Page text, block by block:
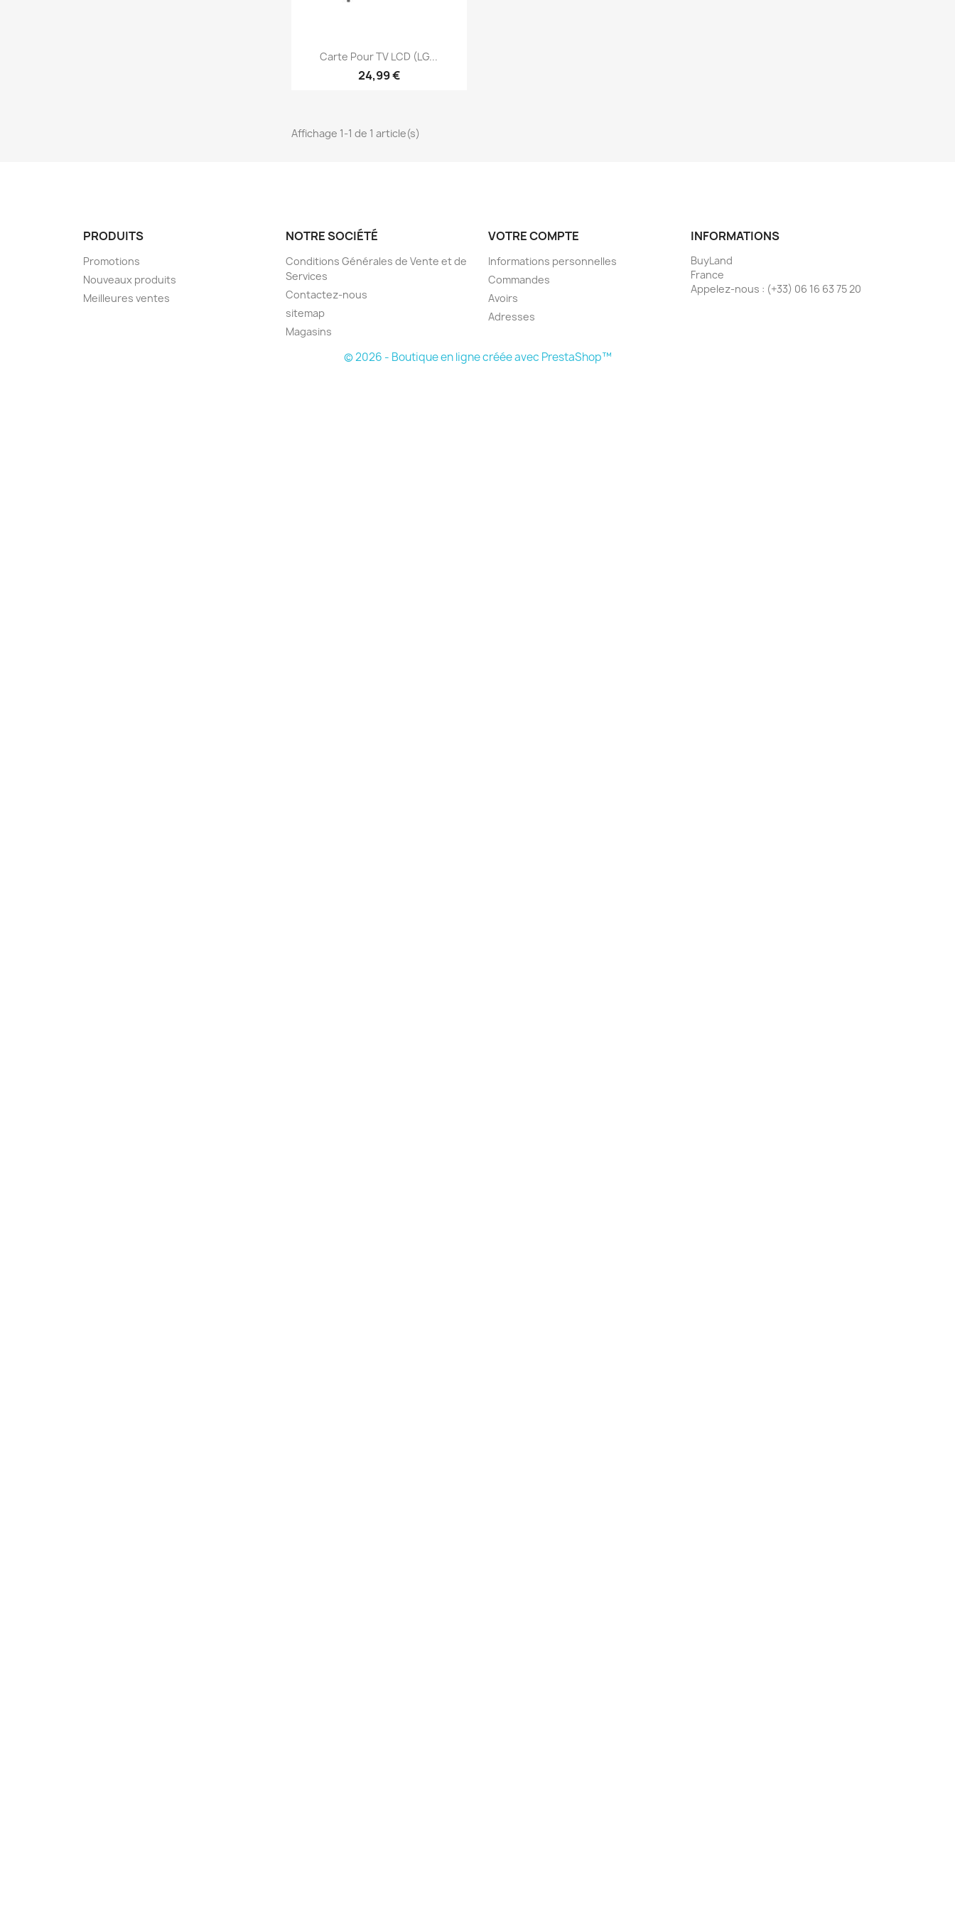
Aperçu rapide
Carte Pour TV LCD (LG...
24,99 €
Affichage 1-1 de 1 article(s)
PRODUITS
Promotions
Nouveaux produits
Meilleures ventes
NOTRE SOCIÉTÉ
Conditions Générales de Vente et de
Services
Contactez-nous
sitemap
Magasins
VOTRE COMPTE
Informations personnelles
Commandes
Avoirs
Adresses
INFORMATIONS
BuyLand
France
Appelez-nous : (+33) 06 16 63 75 20
© 2026 - Boutique en ligne créée avec PrestaShop™